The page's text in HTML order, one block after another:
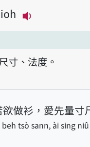
寸、法度。
做衫，愛先量寸
beh tsò sann, ài sing